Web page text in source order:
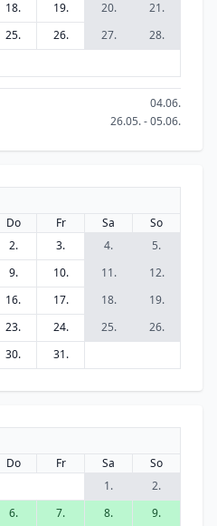
18. 19. 20.
21.
25. 26. 27.
28.
04.06.
26.05. - 05.06.
Do Fr Sa
So
2. 3. 4.
5.
9. 10. 11.
12.
16. 17. 18.
19.
23. 24. 25.
26.
30. 31.
Do Fr Sa
So
1.
2.
6. 7. 8.
9.